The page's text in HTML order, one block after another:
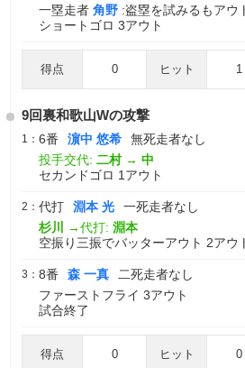
一塁走者 角野 :盗塁を試みるもアウ
ショートゴロ 3アウト
得点 0 ヒット 1
9回裏和歌山Wの攻撃
1： 6番 濵中 悠希
無死走者なし
投手交代: 二村 → 中
セカンドゴロ 1アウト
2： 代打 淵本 光
一死走者なし
杉川
→代打: 淵本
空振り三振でバッターアウト 2アウ
3： 8番 森 一真
二死走者なし
ファーストフライ 3アウト
試合終了
得点 0 ヒット 0